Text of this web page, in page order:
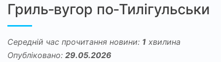
Гриль‑вугор по‑Тилігульськи
Середній час прочитання новини: 1 хвилина
Опубліковано: 29.05.2026